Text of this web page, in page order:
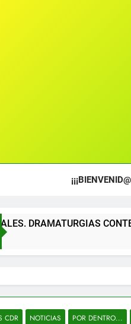
PARA
CDR NOTICIAS POR DENTRO...